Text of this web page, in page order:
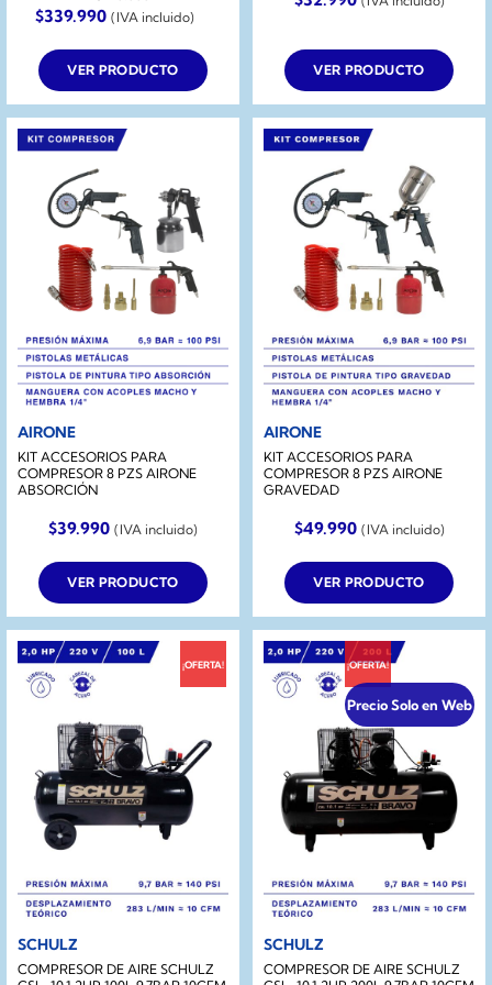
El
precio
era:
$490.000.
$339.990El
precio
es:
$339.990.
(IVA incluido)
VER PRODUCTO VER PRODUCTO
AIRONE
KIT ACCESORIOS PARA
COMPRESOR 8 PZS AIRONE
ABSORCIÓN
$39.990 (IVA incluido)
VER PRODUCTO
AIRONE
KIT ACCESORIOS PARA
COMPRESOR 8 PZS AIRONE
GRAVEDAD
$49.990 (IVA incluido)
VER PRODUCTO
¡OFERTA!
SCHULZ
COMPRESOR DE AIRE SCHULZ
¡OFERTA!
Precio Solo en Web
SCHULZ
COMPRESOR DE AIRE SCHULZ